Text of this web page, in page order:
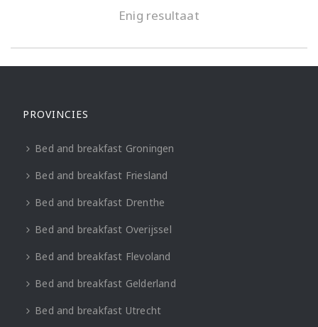
Enig resultaat
PROVINCIES
Bed and breakfast Groningen
Bed and breakfast Friesland
Bed and breakfast Drenthe
Bed and breakfast Overijssel
Bed and breakfast Flevoland
Bed and breakfast Gelderland
Bed and breakfast Utrecht